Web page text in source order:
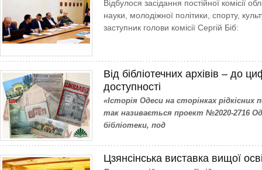
Відбулося засідання постійної комісії
науки, молодіжної політики, спорту,
заступник голови комісії Сергій Біб:
Від бібліотечних архівів – до
доступності
«Історія Одеси на сторінках рідкісних
так називається проект №2020-2716
бібліотеки, под
Цзянсінська виставка вищої